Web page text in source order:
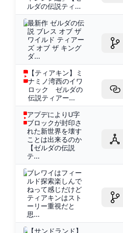
ルダの伝説ティ...
最新作 ゼルダの伝
説 ブレス オブ ザ
ワイルド ティアー
ズ オブ ザ キング
ダ...
【ティアキン】ミ
ナミノ湾西のイワ
ロック ゼルダの
伝説ティアー...
アプデによりU字
ブロックが封印さ
れた新世界を壊す
ことは出来るのか
【ゼルダの伝説
テ...
ブレワイはフィー
ルド探索楽しんで
ねって感じだけど
ティアキンはスト
ーリー重視だと
思...
【サンドランド】